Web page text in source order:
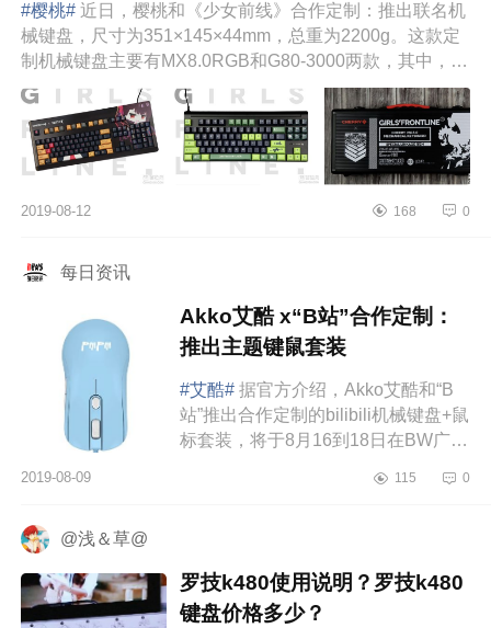
#樱桃# 近日，樱桃和《少女前线》合作定制：推出联名机
械键盘，尺寸为351×145×44mm，总重为2200g。这款定
制机械键盘主要有MX8.0RGB和G80-3000两款，其中，
G80-3000定制机械键盘，...
2019-08-12 168 0
每日资讯
Akko艾酷 x“B站”合作定制：
推出主题键鼠套装
#艾酷# 据官方介绍，Akko艾酷和“B
站”推出合作定制的bilibili机械键盘+鼠
标套装，将于8月16到18日在BW广州
AkkoAG325游戏鼠标，整体为蓝色配
2019-08-09 115 0
@浅＆草@
罗技k480使用说明？罗技k480
键盘价格多少？